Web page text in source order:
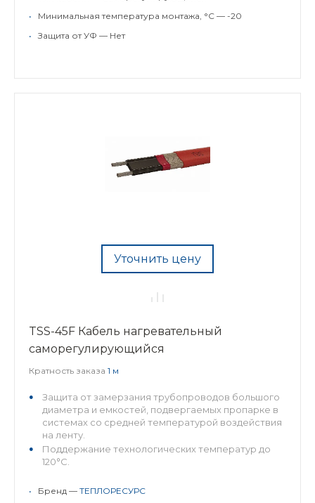
•
Минимальная температура монтажа, °C — -20
•
Защита от УФ — Нет
Уточнить цену
TSS-45F Кабель нагревательный
саморегулирующийся
Кратность заказа 1 м
Защита от замерзания трубопроводов большого
диаметра и емкостей, подвергаемых пропарке в
системах со средней температурой воздействия
на ленту.
Поддержание технологических температур до
120°С.
• Бренд — ТЕПЛОРЕСУРС